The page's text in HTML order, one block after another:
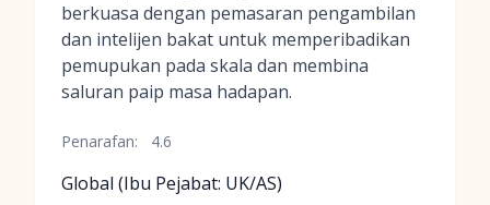
berkuasa dengan pemasaran pengambilan
dan intelijen bakat untuk memperibadikan
pemupukan pada skala dan membina
saluran paip masa hadapan.
Penarafan: 4.6
Global (Ibu Pejabat: UK/AS)